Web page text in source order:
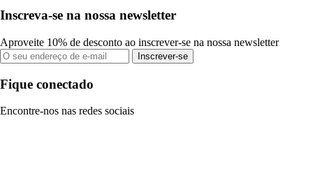
Inscreva-se na nossa newsletter
Aproveite 10% de desconto ao inscrever-se na nossa newsletter
Inscrever-se
Fique conectado
Encontre-nos nas redes sociais